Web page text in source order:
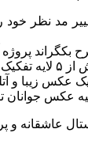
مد نظر خود